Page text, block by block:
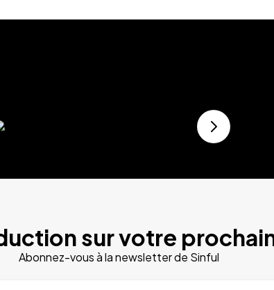
sur votre
Abonnez-vous à la newsletter de Sinful